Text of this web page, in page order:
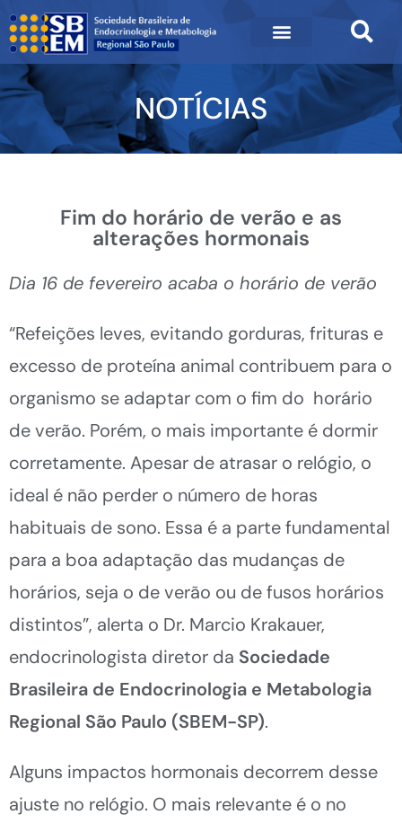
NOTÍCIAS
Fim do horário de verão e as
alterações hormonais
Dia 16 de fevereiro acaba o horário de verão
“Refeições leves, evitando gorduras, frituras e
excesso de proteína animal contribuem para o
organismo se adaptar com o fim do horário
de verão. Porém, o mais importante é dormir
corretamente. Apesar de atrasar o relógio, o
ideal é não perder o número de horas
habituais de sono. Essa é a parte fundamental
para a boa adaptação das mudanças de
horários, seja o de verão ou de fusos horários
distintos”, alerta o Dr. Marcio Krakauer,
endocrinologista diretor da Sociedade
Brasileira de Endocrinologia e Metabologia
Regional São Paulo (SBEM-SP).
Alguns impactos hormonais decorrem desse
ajuste no relógio. O mais relevante é o no